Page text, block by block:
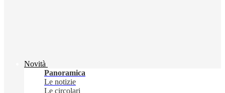
Novità
Panoramica
Le notizie
Le circolari